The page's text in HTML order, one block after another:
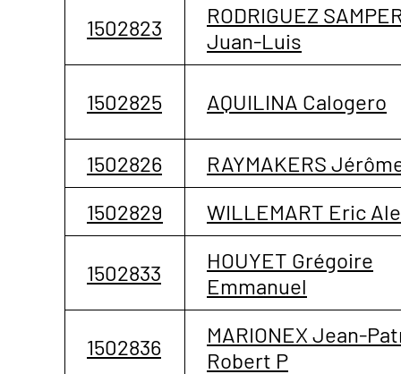
1502823
RODRIGUEZ
Juan-Luis
1502825 AQUILINA Calogero
1502826
RAYMAKERS
1502829
WILLEMART Eric
1502833
HOUYET Grégoire
Emmanuel
1502836
MARIONEX Jean-
Robert P